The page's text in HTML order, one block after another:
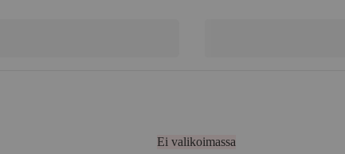
Ei valikoimassa